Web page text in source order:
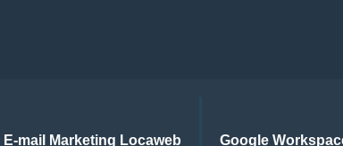
E-mail Marketing Locaweb Google